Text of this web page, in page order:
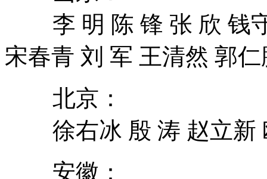
李 明 陈 锋 张 欣 钱守
宋春青 刘 军 王清然 郭仁
北京：
徐右冰 殷 涛 赵立新
安徽：